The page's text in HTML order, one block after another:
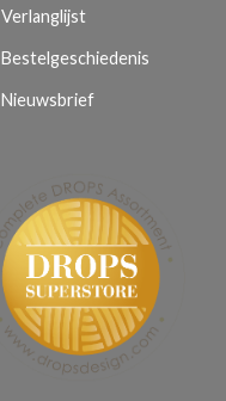
Verlanglijst
Bestelgeschiedenis
Nieuwsbrief